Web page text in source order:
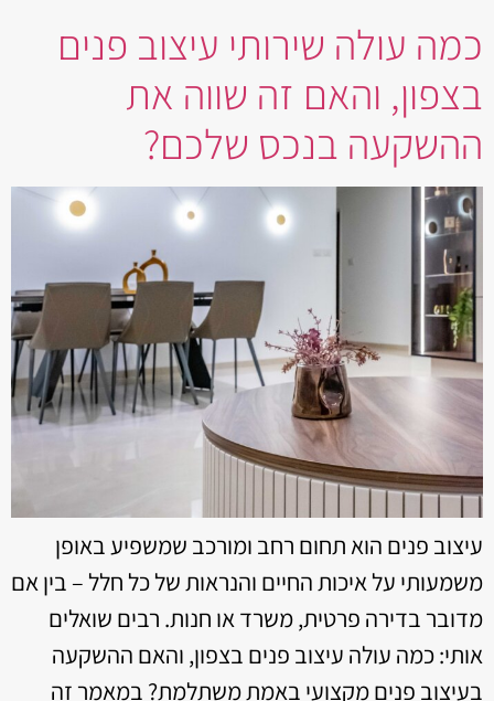
כמה עולה שירותי עיצוב פנים
בצפון, והאם זה שווה את
ההשקעה בנכס שלכם?
עיצוב פנים הוא תחום רחב ומורכב שמשפיע באופן
משמעותי על איכות החיים והנראות של כל חלל – בין אם
מדובר בדירה פרטית, משרד או חנות. רבים שואלים
אותי: כמה עולה עיצוב פנים בצפון, והאם ההשקעה
בעיצוב פנים מקצועי באמת משתלמת? במאמר זה